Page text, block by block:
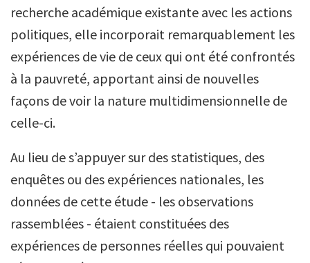
recherche académique existante avec les actions
politiques, elle incorporait remarquablement les
expériences de vie de ceux qui ont été confrontés
à la pauvreté, apportant ainsi de nouvelles
façons de voir la nature multidimensionnelle de
celle-ci.
Au lieu de s’appuyer sur des statistiques, des
enquêtes ou des expériences nationales, les
données de cette étude - les observations
rassemblées - étaient constituées des
expériences de personnes réelles qui pouvaient